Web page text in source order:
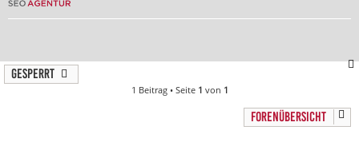
Gesperrt
1 Beitrag • Seite 1 von 1
FORENÜBERSICHT